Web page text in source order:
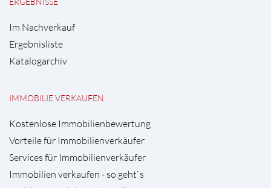
Im Nachverkauf
Ergebnisliste
Katalogarchiv
IMMOBILIE VERKAUFEN
Kostenlose Immobilienbewertung
Vorteile für Immobilienverkäufer
Services für Immobilienverkäufer
Immobilien verkaufen - so geht`s